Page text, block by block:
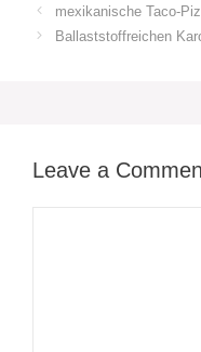
mexikanische Taco-
Ballaststoffreichen
Leave a